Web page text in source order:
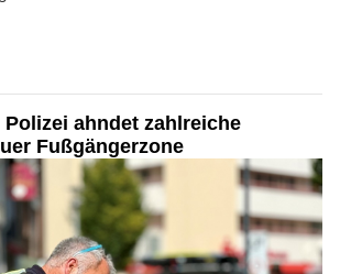
ahndet zahlreiche
Fußgängerzone